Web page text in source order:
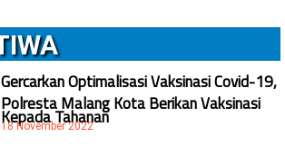
Gercarkan Optimalisasi Vaksinasi Covid-19,
Polresta Malang Kota Berikan Vaksinasi
Kepada Tahanan
18 November 2022